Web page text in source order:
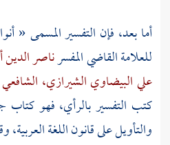
أما بعد، فإن التفسير المسمى «
للعلامة القاضي المفسرناصر الدين
علي البيضاوي الشيرازي، الشافعي
كتب التفسير بالرأي، فهو كتاب
والتأويل على قانون اللغة